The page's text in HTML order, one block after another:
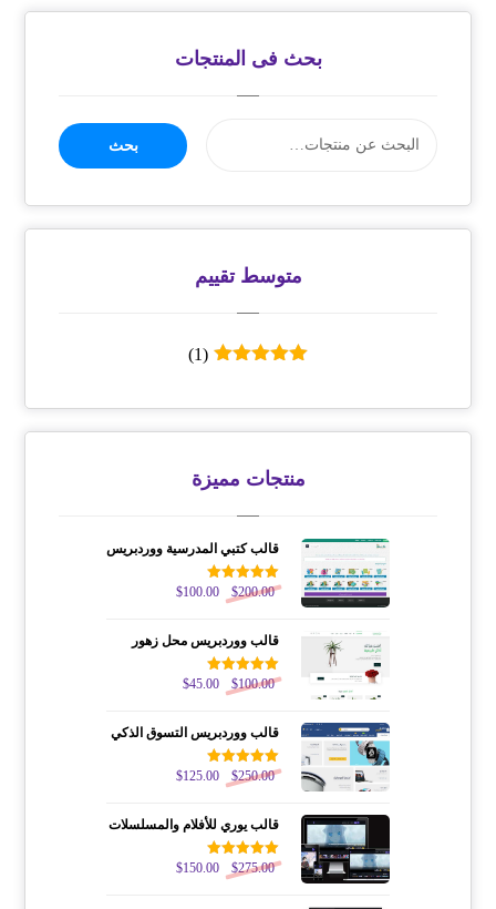
بحث فى المنتجات
بحث
متوسط ​​تقييم
(1)
منتجات مميزة
قالب كتبي المدرسية ووردبريس
تم التقييم
من 5
$200.00
$100.00
قالب ووردبريس محل زهور
تم التقييم
من 5
$100.00
$45.00
قالب ووردبريس التسوق الذكي
تم التقييم
من 5
$250.00
$125.00
قالب يوري للأفلام والمسلسلات
تم التقييم
من 5
$275.00
$150.00